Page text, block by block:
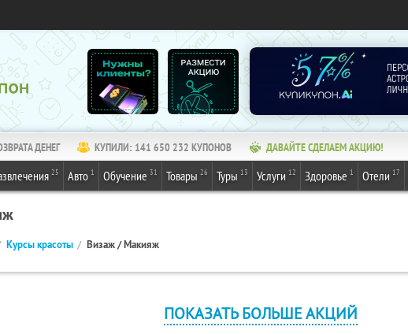
ДЕНЕГ КУПИЛИ: 141 650 232 КУПОНОВ ДАВАЙТЕ СДЕЛАЕМ АКЦИЮ!
25 Авто 1 Обучение 31 Товары 26 Туры 13 Услуги 12 Здоровье 1 Отели 17
Курсы красоты Визаж / Макияж
ПОКАЗАТЬ БОЛЬШЕ АКЦИЙ